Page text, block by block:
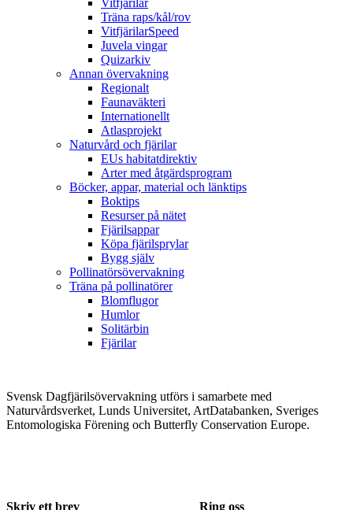
Träna raps/kål/rov
VitfjärilarSpeed
Juvela vingar
Quizarkiv
Annan övervakning
Regionalt
Faunaväkteri
Internationellt
Atlasprojekt
Naturvård och fjärilar
EUs habitatdirektiv
Arter med åtgärdsprogram
Böcker, appar, material och länktips
Boktips
Resurser på nätet
Fjärilsappar
Köpa fjärilsprylar
Bygg själv
Pollinatörsövervakning
Träna på pollinatörer
Blomflugor
Humlor
Solitärbin
Fjärilar
Svensk Dagfjärilsövervakning utförs i samarbete med
Naturvårdsverket, Lunds Universitet, ArtDatabanken, Sveriges
Entomologiska Förening och Butterfly Conservation Europe.
Skriv ett brev Ring oss